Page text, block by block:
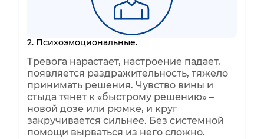
2. Психоэмоциональные.
Тревога нарастает, настроение падает,
появляется раздражительность, тяжело
принимать решения. Чувство вины и
стыда тянет к «быстрому решению» –
новой дозе или рюмке, и круг
закручивается сильнее. Без системной
помощи вырваться из него сложно.